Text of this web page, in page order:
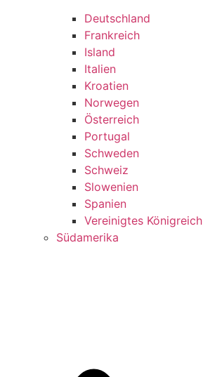
Deutschland
Frankreich
Island
Italien
Kroatien
Norwegen
Österreich
Portugal
Schweden
Schweiz
Slowenien
Spanien
Vereinigtes Königreich
Südamerika